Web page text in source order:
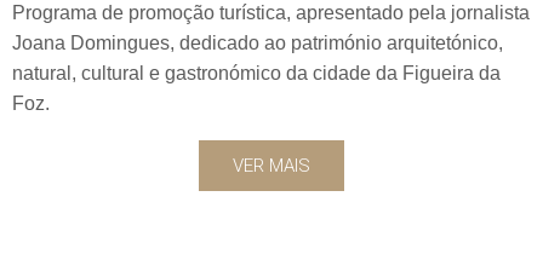
Programa de promoção turística, apresentado pela jornalista
Joana Domingues, dedicado ao património arquitetónico,
natural, cultural e gastronómico da cidade da Figueira da
Foz.
VER MAIS